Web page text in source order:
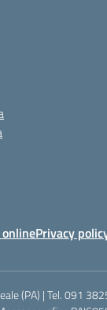
Privacy
(PA) | Tel. 091